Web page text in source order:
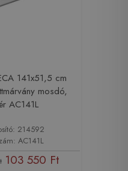
141x51,5 cm
mosdó,
AC141L
214592
AC141L
103 550 Ft